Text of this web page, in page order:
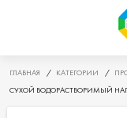
ГЛАВНАЯ / КАТЕГОРИИ /
СУХОЙ ВОДОРАСТВОРИМЫЙ